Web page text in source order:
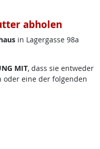
abholen
in Lagergasse 98a
MIT, dass sie entweder
oder eine der folgenden